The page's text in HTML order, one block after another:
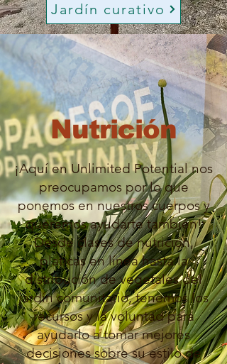
Jardín curativo
Nutrición
¡Aquí en Unlimited Potential nos
preocupamos por lo que
ponemos en nuestros cuerpos y
queremos ayudarte también!
Desde clases de nutrición,
platicas en línea hasta la
distribución de vegetales del
jardín comunitario, tenemos los
recursos y la voluntad para
ayudarlo a tomar mejores
decisiones sobre su estilo de